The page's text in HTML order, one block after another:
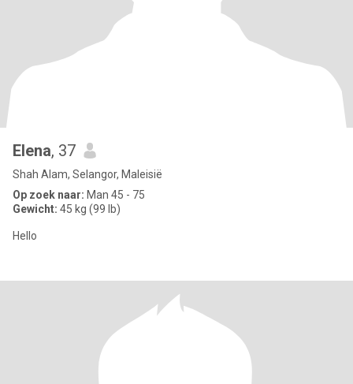
Elena, 37
Shah Alam, Selangor, Maleisië
Op zoek naar: Man 45 - 75
Gewicht: 45 kg (99 lb)
Hello